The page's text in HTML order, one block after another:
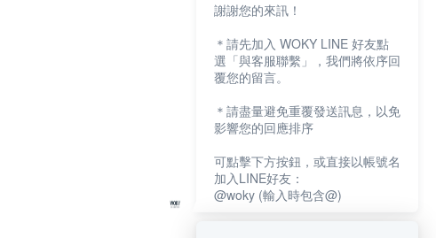
謝謝您的來訊！
＊請先加入 WOKY LINE 好友點
選「與客服聯繫」，我們將依序回
覆您的留言。
＊請盡量避免重覆發送訊息，以免
影響您的回應排序
可點擊下方按鈕，或直接以帳號名
加入LINE好友：
@woky (輸入時包含@)